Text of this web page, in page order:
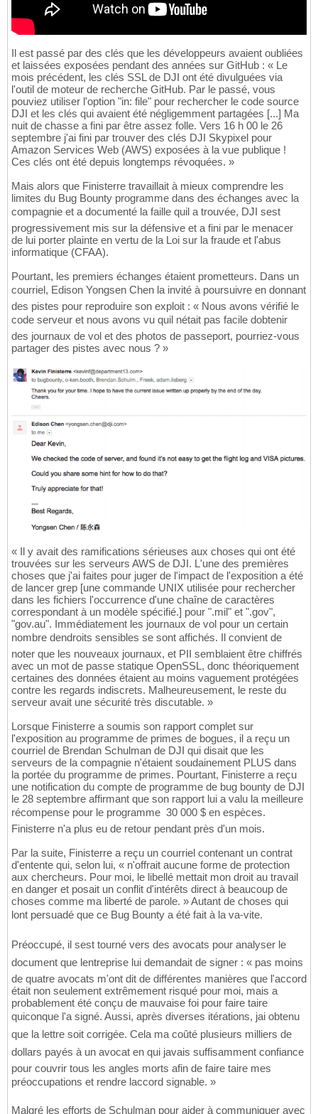
Il est passé par des clés que les développeurs avaient oubliées
et laissées exposées pendant des années sur GitHub : « Le
mois précédent, les clés SSL de DJI ont été divulguées via
l'outil de moteur de recherche GitHub. Par le passé, vous
pouviez utiliser l'option "in: file" pour rechercher le code source
DJI et les clés qui avaient été négligemment partagées [...] Ma
nuit de chasse a fini par être assez folle. Vers 16 h 00 le 26
septembre j'ai fini par trouver des clés DJI Skypixel pour
Amazon Services Web (AWS) exposées à la vue publique !
Ces clés ont été depuis longtemps révoquées. »
Mais alors que Finisterre travaillait à mieux comprendre les
limites du Bug Bounty programme dans des échanges avec la
compagnie et a documenté la faille quil a trouvée, DJI sest
progressivement mis sur la défensive et a fini par le menacer
de lui porter plainte en vertu de la Loi sur la fraude et l'abus
informatique (CFAA).
Pourtant, les premiers échanges étaient prometteurs. Dans un
courriel, Edison Yongsen Chen la invité à poursuivre en donnant
des pistes pour reproduire son exploit : « Nous avons vérifié le
code serveur et nous avons vu quil nétait pas facile dobtenir
des journaux de vol et des photos de passeport, pourriez-vous
partager des pistes avec nous ? »
« Il y avait des ramifications sérieuses aux choses qui ont été
trouvées sur les serveurs AWS de DJI. L'une des premières
choses que j'ai faites pour juger de l'impact de l'exposition a été
de lancer grep [une commande UNIX utilisée pour rechercher
dans les fichiers l'occurrence d'une chaîne de caractères
correspondant à un modèle spécifié.] pour ".mil" et ".gov",
"gov.au". Immédiatement les journaux de vol pour un certain
nombre dendroits sensibles se sont affichés. Il convient de
noter que les nouveaux journaux, et PII semblaient être chiffrés
avec un mot de passe statique OpenSSL, donc théoriquement
certaines des données étaient au moins vaguement protégées
contre les regards indiscrets. Malheureusement, le reste du
serveur avait une sécurité très discutable. »
Lorsque Finisterre a soumis son rapport complet sur
l'exposition au programme de primes de bogues, il a reçu un
courriel de Brendan Schulman de DJI qui disait que les
serveurs de la compagnie n'étaient soudainement PLUS dans
la portée du programme de primes. Pourtant, Finisterre a reçu
une notification du compte de programme de bug bounty de DJI
le 28 septembre affirmant que son rapport lui a valu la meilleure
récompense pour le programme  30 000 $ en espèces.
Finisterre n'a plus eu de retour pendant près d'un mois.
Par la suite, Finisterre a reçu un courriel contenant un contrat
d'entente qui, selon lui, « n'offrait aucune forme de protection
aux chercheurs. Pour moi, le libellé mettait mon droit au travail
en danger et posait un conflit d'intérêts direct à beaucoup de
choses comme ma liberté de parole. » Autant de choses qui
lont persuadé que ce Bug Bounty a été fait à la va-vite.
Préoccupé, il sest tourné vers des avocats pour analyser le
document que lentreprise lui demandait de signer : « pas moins
de quatre avocats m'ont dit de différentes manières que l'accord
était non seulement extrêmement risqué pour moi, mais a
probablement été conçu de mauvaise foi pour faire taire
quiconque l'a signé. Aussi, après diverses itérations, jai obtenu
que la lettre soit corrigée. Cela ma coûté plusieurs milliers de
dollars payés à un avocat en qui javais suffisamment confiance
pour couvrir tous les angles morts afin de faire taire mes
préoccupations et rendre laccord signable. »
Malgré les efforts de Schulman pour aider à communiquer avec